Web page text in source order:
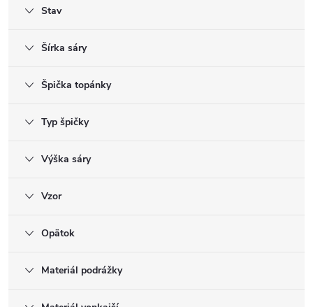
Stav
Šírka sáry
Špička topánky
Typ špičky
Výška sáry
Vzor
Opätok
Materiál podrážky